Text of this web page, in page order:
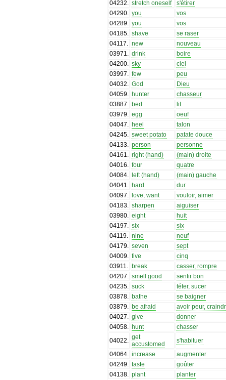
04232
stretch oneself
s'étirer
04290
you
vos
04289
you
vos
04185
shave
se raser
04117
new
nouveau
03971
drink
boire
04200
sky
ciel
03997
few
peu
04032
God
Dieu
04059
hunter
chasseur
03887
bed
lit
03979
egg
oeuf
04047
heel
talon
04245
sweet potato
patate douce
04133
person
personne
04161
right (hand)
(main) droite
04016
four
quatre
04084
left (hand)
(main) gauche
04041
hard
dur
04097
love, want
vouloir, aimer
04183
sharpen
aiguiser
03980
eight
huit
04197
six
six
04119
nine
neuf
04179
seven
sept
04009
five
cinq
03911
break
casser, rompre
04207
smell good
sentir bon
04235
suck
téter, sucer
03878
bathe
se baigner
03879
be afraid
avoir peur,
04027
give
donner
04058
hunt
chasser
04022
get
accustomed
s'habituer
04064
increase
augmenter
04249
taste
goûter
04138
plant
planter